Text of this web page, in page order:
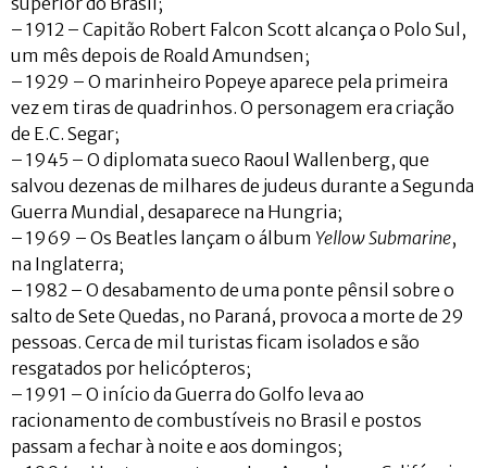
– 1912 – Capitão Robert Falcon Scott alcança o Polo Sul,
um mês depois de Roald Amundsen;
– 1929 – O marinheiro Popeye aparece pela primeira
vez em tiras de quadrinhos. O personagem era criação
de E.C. Segar;
– 1945 – O diplomata sueco Raoul Wallenberg, que
salvou dezenas de milhares de judeus durante a Segunda
Guerra Mundial, desaparece na Hungria;
– 1969 – Os Beatles lançam o álbum Yellow Submarine,
na Inglaterra;
– 1982 – O desabamento de uma ponte pênsil sobre o
salto de Sete Quedas, no Paraná, provoca a morte de 29
pessoas. Cerca de mil turistas ficam isolados e são
resgatados por helicópteros;
– 1991 – O início da Guerra do Golfo leva ao
racionamento de combustíveis no Brasil e postos
passam a fechar à noite e aos domingos;